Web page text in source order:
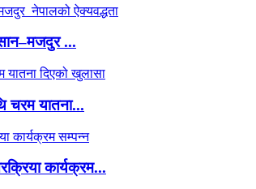
...
चरम यातना...
कार्यक्रम...